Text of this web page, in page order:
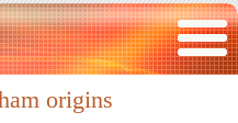
origins